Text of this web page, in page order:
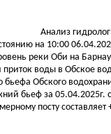
Анализ
на 10:00
реки Оби на
воды в Обское
бьефа Обского
бьеф за 05.04.2025г.
посту составляет